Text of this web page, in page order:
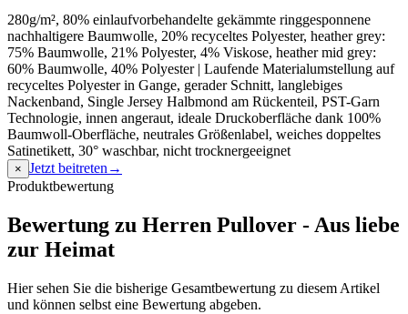
280g/m², 80% einlaufvorbehandelte gekämmte ringgesponnene
nachhaltigere Baumwolle, 20% recyceltes Polyester, heather grey:
75% Baumwolle, 21% Polyester, 4% Viskose, heather mid grey:
60% Baumwolle, 40% Polyester | Laufende Materialumstellung auf
recyceltes Polyester in Gange, gerader Schnitt, langlebiges
Nackenband, Single Jersey Halbmond am Rückenteil, PST-Garn
Technologie, innen angeraut, ideale Druckoberfläche dank 100%
Baumwoll-Oberfläche, neutrales Größenlabel, weiches doppeltes
Satinetikett, 30° waschbar, nicht trocknergeeignet
× Jetzt beitreten→
Produktbewertung
Bewertung zu Herren Pullover - Aus liebe
zur Heimat
Hier sehen Sie die bisherige Gesamtbewertung zu diesem Artikel
und können selbst eine Bewertung abgeben.